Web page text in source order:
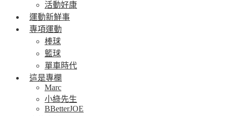
活動好康
運動新鮮事
專項運動
棒球
籃球
單車時代
這是專欄
Marc
小綠先生
BBetterJOE